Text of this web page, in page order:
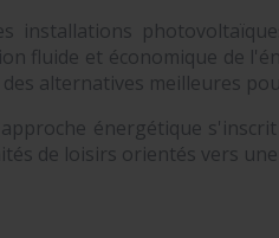
installations
fluide et économique de
alternatives meilleures
énergétique
de loisirs orientés vers